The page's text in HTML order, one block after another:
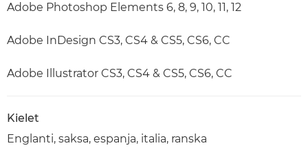
Adobe Photoshop Elements 6, 8, 9, 10, 11, 12
Adobe InDesign CS3, CS4 & CS5, CS6, CC
Adobe Illustrator CS3, CS4 & CS5, CS6, CC
Kielet
Englanti, saksa, espanja, italia, ranska